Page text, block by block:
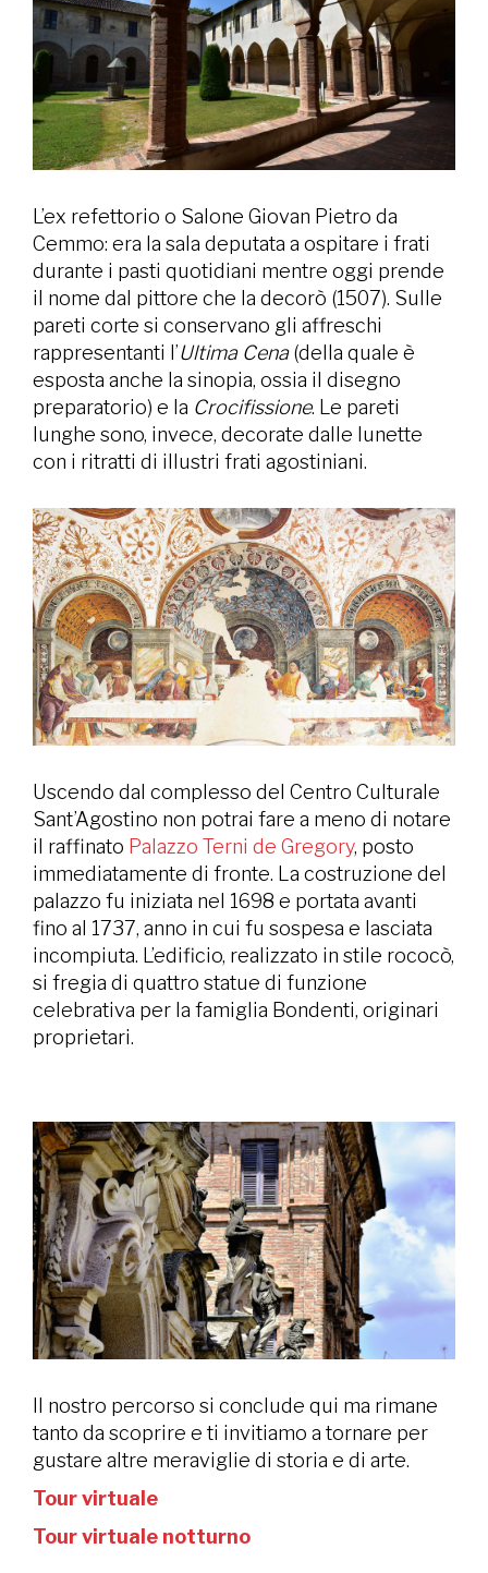
L’ex refettorio o Salone Giovan Pietro da
Cemmo: era la sala deputata a ospitare i frati
durante i pasti quotidiani mentre oggi prende
il nome dal pittore che la decorò (1507). Sulle
pareti corte si conservano gli affreschi
rappresentanti l’Ultima Cena(della quale è
esposta anche la sinopia, ossia il disegno
preparatorio) e la Crocifissione. Le pareti
lunghe sono, invece, decorate dalle lunette
con i ritratti di illustri frati agostiniani.
Uscendo dal complesso del Centro Culturale
Sant’Agostino non potrai fare a meno di notare
il raffinato Palazzo Terni de Gregory, posto
immediatamente di fronte. La costruzione del
palazzo fu iniziata nel 1698 e portata avanti
fino al 1737, anno in cui fu sospesa e lasciata
incompiuta. L’edificio, realizzato in stile rococò,
si fregia di quattro statue di funzione
celebrativa per la famiglia Bondenti, originari
proprietari.
Il nostro percorso si conclude qui ma rimane
tanto da scoprire e ti invitiamo a tornare per
gustare altre meraviglie di storia e di arte.
Tour virtuale
Tour virtuale notturno